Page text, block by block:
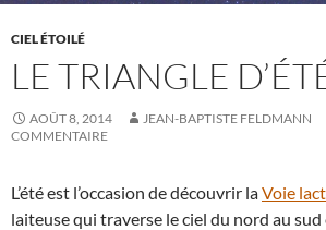
CIEL ÉTOILÉ
LE TRIANGLE
AOÛT 8, 2014 JEAN-BAPTISTE FELDMANN
COMMENTAIRE
L’été est l’occasion de découvrir laVoie
laiteuse qui traverse le ciel du nord au